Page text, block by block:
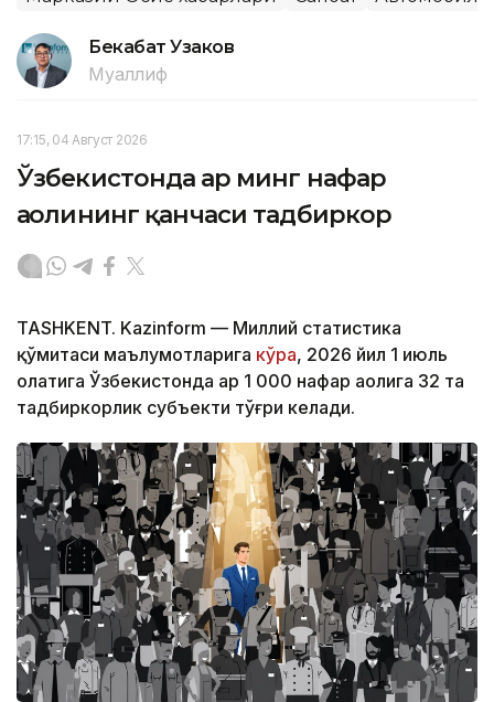
Бекабат Узаков
Муаллиф
17:15, 04 Август 2026
Ўзбекистонда ҳар минг нафар
аҳолининг қанчаси тадбиркор
TASHKENT. Kazinform — Миллий статистика
қўмитаси маълумотларига кўра, 2026 йил 1 июль
ҳолатига Ўзбекистонда ҳар 1 000 нафар аҳолига 32 та
тадбиркорлик субъекти тўғри келади.